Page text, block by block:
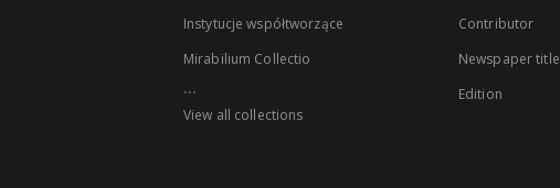
Instytucje współtworzące
Mirabilium Collectio
...
View all collections
Contributor
Newspaper title
Edition